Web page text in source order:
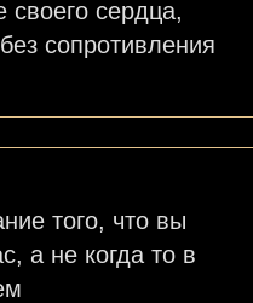
того, что вы
а не когда то в
сердца,
сопротивления